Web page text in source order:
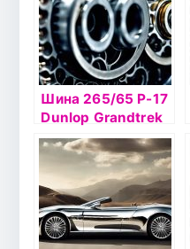
Шина 265/65 Р-17
Dunlop Grandtrek
Ice02 116T шип